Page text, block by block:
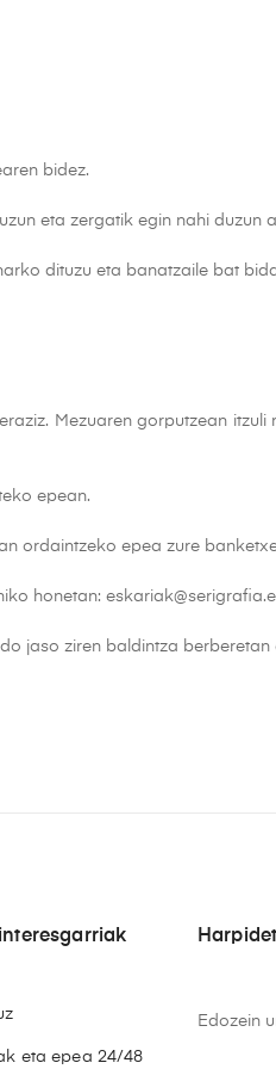
bidez.
eta zergatik egin nahi duzun
dituzu eta banatzaile bat
Mezuaren gorputzean
epean.
ordaintzeko epea zure
honetan:
jaso ziren baldintza
eta epea 24/48
Edozein